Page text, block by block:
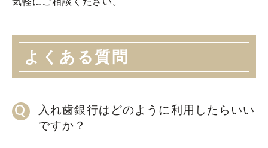
よくある質問
入れ歯銀行はどのように利用したらいい
ですか？